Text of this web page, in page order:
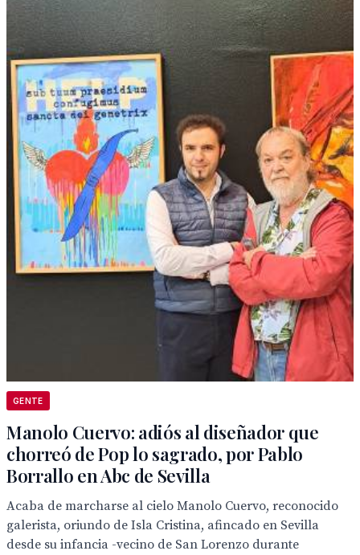
GENTE
Manolo Cuervo: adiós al diseñador que
chorreó de Pop lo sagrado, por Pablo
Borrallo en Abc de Sevilla
Acaba de marcharse al cielo Manolo Cuervo, reconocido
galerista, oriundo de Isla Cristina, afincado en Sevilla
desde su infancia -vecino de San Lorenzo durante